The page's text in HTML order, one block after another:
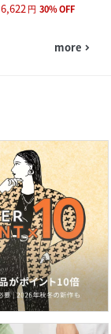
6,622円 30%OFF
more navigate_next